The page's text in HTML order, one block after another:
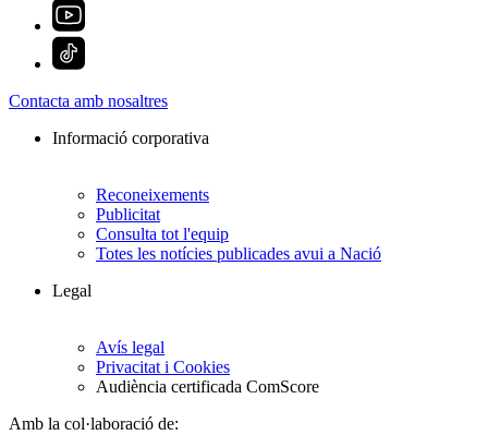
Contacta amb nosaltres
Informació corporativa
Reconeixements
Publicitat
Consulta tot l'equip
Totes les notícies publicades avui a Nació
Legal
Avís legal
Privacitat i Cookies
Audiència certificada ComScore
Amb la col·laboració de: